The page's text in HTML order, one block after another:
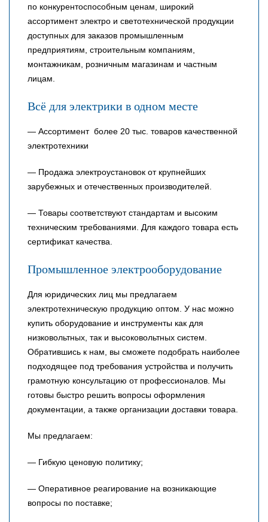
по конкурентоспособным ценам, широкий
ассортимент электро и светотехнической продукции
доступных для заказов промышленным
предприятиям, строительным компаниям,
монтажникам, розничным магазинам и частным
лицам.
Всё для электрики в одном месте
— Ассортимент более 20 тыс. товаров качественной
электротехники
— Продажа электроустановок от крупнейших
зарубежных и отечественных производителей.
— Товары соответствуют стандартам и высоким
техническим требованиями. Для каждого товара есть
сертификат качества.
Промышленное электрооборудование
Для юридических лиц мы предлагаем
электротехническую продукцию оптом. У нас можно
купить оборудование и инструменты как для
низковольтных, так и высоковольтных систем.
Обратившись к нам, вы сможете подобрать наиболее
подходящее под требования устройства и получить
грамотную консультацию от профессионалов. Мы
готовы быстро решить вопросы оформления
документации, а также организации доставки товара.
Мы предлагаем:
— Гибкую ценовую политику;
— Оперативное реагирование на возникающие
вопросы по поставке;